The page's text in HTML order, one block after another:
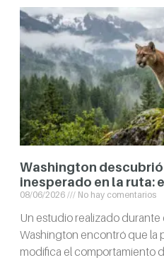
Washington
inesperado en la ruta:
08/06/2026 No hay comentarios
Un estudio realizado
Washington encontró que la
modifica el comportamiento